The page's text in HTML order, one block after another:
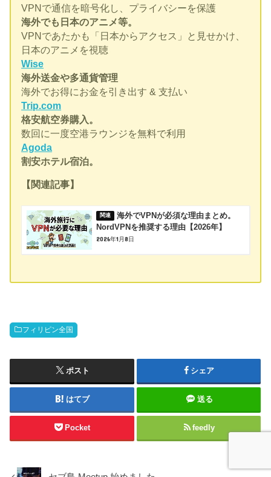
VPNで通信を暗号化し、プライバシーを保護
海外でも日本のアニメ等。
VPNであたかも「日本からアクセス」と見せかけ、
日本のアニメを視聴
Wise
海外送金や多通貨管理
海外でお得にお金を引き出す & 支払い
Trip.com
格安航空券購入。
数回に一度空港ラウンジを無料で利用
Agoda
割安ホテル宿泊。
【関連記事】
海外でVPNが必須な理由まとめ。
NordVPNを推奨する理由【2026年】
2026年1月8日
フィリピン全国
ポスト シェア
はてブ 送る
Pocket feedly